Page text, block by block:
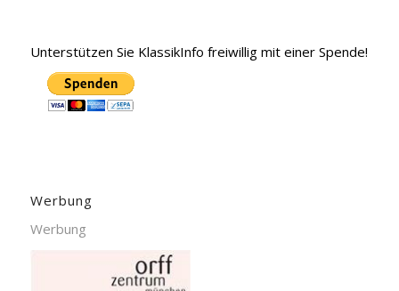
Unterstützen Sie KlassikInfo freiwillig mit einer Spende!
Werbung
Werbung